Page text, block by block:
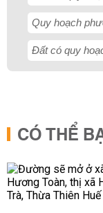
Quy hoạch
Đất có quy
CÓ THỂ